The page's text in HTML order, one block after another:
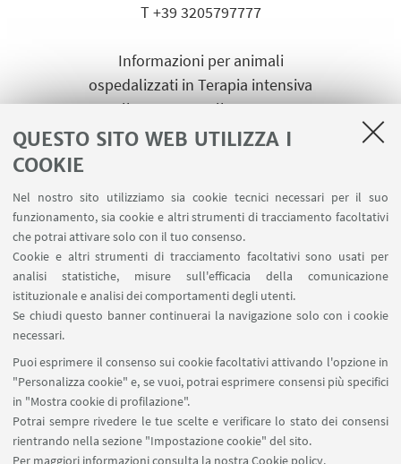
QUESTO SITO WEB UTILIZZA I
COOKIE
Nel nostro sito utilizziamo sia cookie tecnici necessari per il suo
funzionamento, sia cookie e altri strumenti di tracciamento facoltativi
che potrai attivare solo con il tuo consenso.
Cookie e altri strumenti di tracciamento facoltativi sono usati per
analisi statistiche, misure sull'efficacia della comunicazione
istituzionale e analisi dei comportamenti degli utenti.
Se chiudi questo banner continuerai la navigazione solo con i cookie
necessari.
Puoi esprimere il consenso sui cookie facoltativi attivando l'opzione in
"Personalizza cookie" e, se vuoi, potrai esprimere consensi più specifici
in "Mostra cookie di profilazione".
Potrai sempre rivedere le tue scelte e verificare lo stato dei consensi
rientrando nella sezione "Impostazione cookie" del sito.
Per maggiori informazioniconsulta la nostra Cookie policy.
T +39 3205797777
Informazioni per animali
ospedalizzati in Terapia intensiva
Dalle ore 10:00 alle ore 11:00
Dalle ore 18:00 alle ore 19:00
ospedalizzati dovrà essere
concordato con il Medico
Referente
Prof. Massimo Giunti
CHI SIAMO